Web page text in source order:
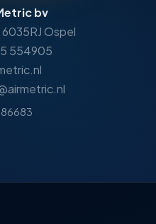
bv
6035RJ Ospel
554905